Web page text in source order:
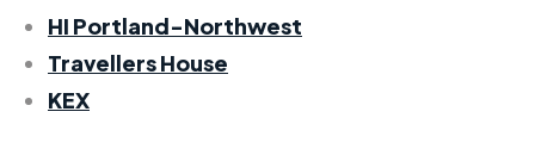
HI Portland-Northwest
Travellers House
KEX